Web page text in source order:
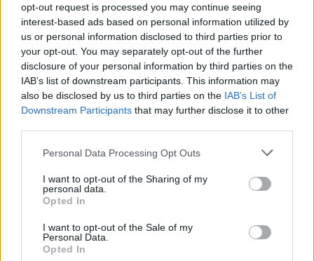
opt-out request is processed you may continue seeing
interest-based ads based on personal information utilized by
us or personal information disclosed to third parties prior to
your opt-out. You may separately opt-out of the further
disclosure of your personal information by third parties on the
IAB’s list of downstream participants. This information may
also be disclosed by us to third parties on the IAB’s List of
Downstream Participants that may further disclose it to other
Personal Data Processing Opt Outs
I want to opt-out of the Sharing of my
personal data.
Opted In
I want to opt-out of the Sale of my
Personal Data.
Opted In
Γιάννης Βαρδής: Το δημόσιο «χρόνια πολλά» στον
αείμνηστο πατέρα του, Αντώνη Βαρδή – «Αν
ρωτήσεις πώς περνάω, ξέρεις τι θα σου πω…»